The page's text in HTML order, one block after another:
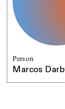
Person
Marcos